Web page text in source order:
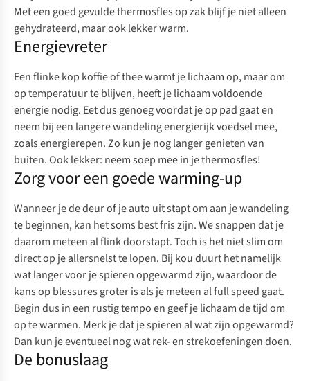
Met een goed gevuldethermosflesop zak blijf je niet alleen
gehydrateerd, maar ook lekker warm.
Energievreter
Een flinke kop koffie of thee warmt je lichaam op, maar om
op temperatuur te blijven, heeft je lichaam voldoende
energie nodig. Eet dus genoeg voordat je op pad gaat en
neem bij een langere wandeling energierijk voedsel mee,
zoalsenergierepen. Zo kun je nog langer genieten van
buiten. Ook lekker: neem soep mee in je thermosfles!
Zorg voor een goede warming-up
Wanneer je de deur of je auto uit stapt om aan je wandeling
te beginnen, kan het soms best fris zijn. We snappen dat je
daarom meteen al flink doorstapt. Toch is het niet slim om
direct op je allersnelst te lopen. Bij kou duurt het namelijk
wat langer voor je spieren opgewarmd zijn, waardoor de
kans op blessures groter is als je meteen alfull speed gaat.
Begin dus in een rustig tempo en geef je lichaam de tijd om
op te warmen. Merk je dat je spieren al wat zijn opgewarmd?
Dan kun je eventueel nog wat rek- en strekoefeningen doen.
De bonuslaag